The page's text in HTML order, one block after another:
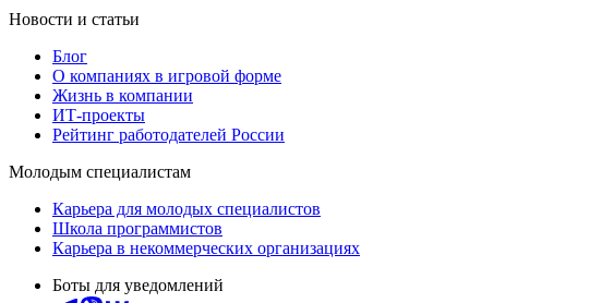
Новости и статьи
Блог
О компаниях в игровой форме
Жизнь в компании
ИТ-проекты
Рейтинг работодателей России
Молодым специалистам
Карьера для молодых специалистов
Школа программистов
Карьера в некоммерческих организациях
Боты для уведомлений